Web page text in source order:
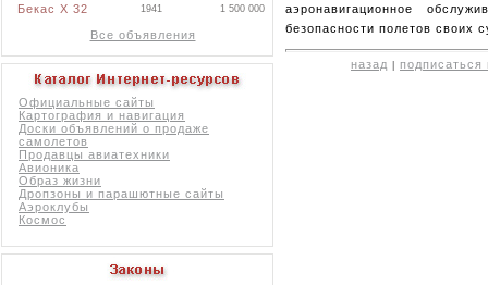
Бекас X 32 1941 1 500 000
Все объявления
Официальные сайты
Картография и навигация
Доски объявлений о продаже
самолетов
Продавцы авиатехники
Авионика
Образ жизни
Дропзоны и парашютные сайты
Аэроклубы
Космос
аэронавигационное
безопасности полетов своих
назад подписаться